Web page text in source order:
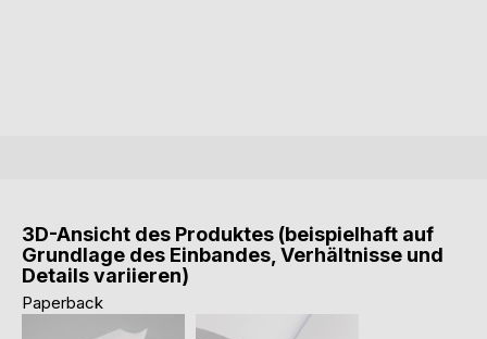
3D-Ansicht des Produktes (beispielhaft auf
Grundlage des Einbandes, Verhältnisse und
Details variieren)
Paperback